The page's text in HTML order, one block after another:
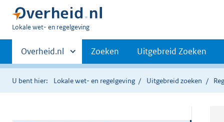
U
hier:
Lokale wet- en regelgeving
Primaire
navigatie
Andere
sites
binnen
Overheid.nl Zoeken Uitgebreid Zoeken
U bent hier: Lokale wet- en regelgeving Uitgebreid zoeken